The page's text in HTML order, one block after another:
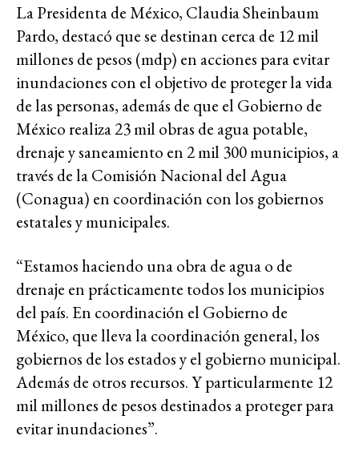
La Presidenta de México, Claudia Sheinbaum
Pardo, destacó que se destinan cerca de 12 mil
millones de pesos (mdp) en acciones para evitar
inundaciones con el objetivo de proteger la vida
de las personas, además de que el Gobierno de
México realiza 23 mil obras de agua potable,
drenaje y saneamiento en 2 mil 300 municipios, a
través de la Comisión Nacional del Agua
(Conagua) en coordinación con los gobiernos
estatales y municipales.
“Estamos haciendo una obra de agua o de
drenaje en prácticamente todos los municipios
del país. En coordinación el Gobierno de
México, que lleva la coordinación general, los
gobiernos de los estados y el gobierno municipal.
Además de otros recursos. Y particularmente 12
mil millones de pesos destinados a proteger para
evitar inundaciones”.